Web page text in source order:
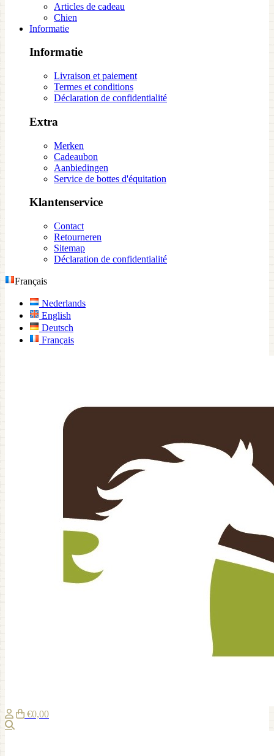
Articles de cadeau
Chien
Informatie
Informatie
Livraison et paiement
Termes et conditions
Déclaration de confidentialité
Extra
Merken
Cadeaubon
Aanbiedingen
Service de bottes d'équitation
Klantenservice
Contact
Retourneren
Sitemap
Déclaration de confidentialité
Français
Nederlands
English
Deutsch
Français
€0,00